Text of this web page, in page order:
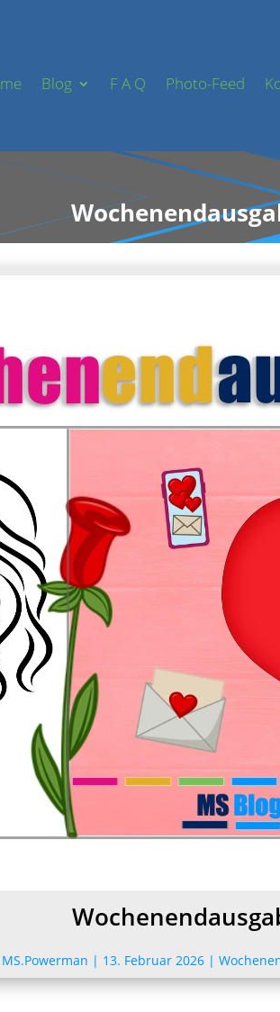
Blog F A Q Photo-Feed
MS.Powerman | 13. Februar 2026|